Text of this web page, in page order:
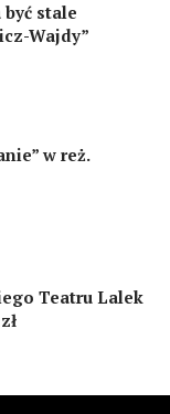
stale
Wajdy”
w reż.
Teatru Lalek